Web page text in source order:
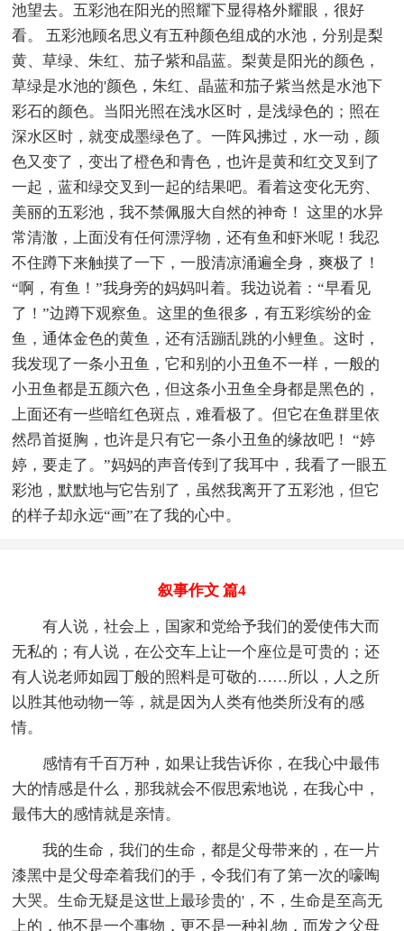
池望去。五彩池在阳光的照耀下显得格外耀眼，很好
看。 五彩池顾名思义有五种颜色组成的水池，分别是梨
黄、草绿、朱红、茄子紫和晶蓝。梨黄是阳光的颜色，
草绿是水池的'颜色，朱红、晶蓝和茄子紫当然是水池下
彩石的颜色。当阳光照在浅水区时，是浅绿色的；照在
深水区时，就变成墨绿色了。一阵风拂过，水一动，颜
色又变了，变出了橙色和青色，也许是黄和红交叉到了
一起，蓝和绿交叉到一起的结果吧。看着这变化无穷、
美丽的五彩池，我不禁佩服大自然的神奇！ 这里的水异
常清澈，上面没有任何漂浮物，还有鱼和虾米呢！我忍
不住蹲下来触摸了一下，一股清凉涌遍全身，爽极了！
“啊，有鱼！”我身旁的妈妈叫着。我边说着：“早看见
了！”边蹲下观察鱼。这里的鱼很多，有五彩缤纷的金
鱼，通体金色的黄鱼，还有活蹦乱跳的小鲤鱼。这时，
我发现了一条小丑鱼，它和别的小丑鱼不一样，一般的
小丑鱼都是五颜六色，但这条小丑鱼全身都是黑色的，
上面还有一些暗红色斑点，难看极了。但它在鱼群里依
然昂首挺胸，也许是只有它一条小丑鱼的缘故吧！ “婷
婷，要走了。”妈妈的声音传到了我耳中，我看了一眼五
彩池，默默地与它告别了，虽然我离开了五彩池，但它
的样子却永远“画”在了我的心中。
叙事作文 篇4
有人说，社会上，国家和党给予我们的爱使伟大而
无私的；有人说，在公交车上让一个座位是可贵的；还
有人说老师如园丁般的照料是可敬的……所以，人之所
以胜其他动物一等，就是因为人类有他类所没有的感
情。
感情有千百万种，如果让我告诉你，在我心中最伟
大的情感是什么，那我就会不假思索地说，在我心中，
最伟大的感情就是亲情。
我的生命，我们的生命，都是父母带来的，在一片
漆黑中是父母牵着我们的手，令我们有了第一次的嚎啕
大哭。生命无疑是这世上最珍贵的'，不，生命是至高无
上的，他不是一个事物，更不是一种礼物，而发之父母